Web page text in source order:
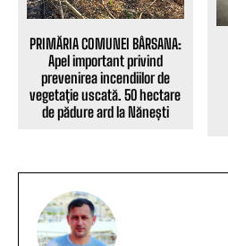
PRIMĂRIA COMUNEI BÂRSANA:
Apel important privind
prevenirea incendiilor de
vegetație uscată. 50 hectare
de pădure ard la Nănești